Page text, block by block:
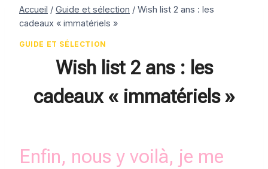
Accueil / Guide et sélection / Wish list 2 ans : les
cadeaux « immatériels »
GUIDE ET SÉLECTION
Wish list 2 ans : les
cadeaux « immatériels »
Enfin, nous y voilà, je me